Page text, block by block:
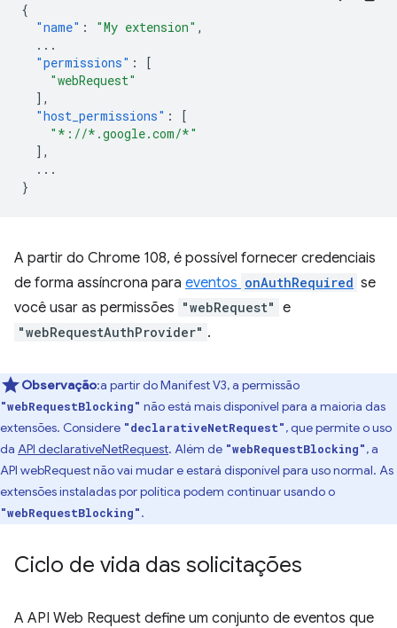
{
"name" : "My extension" ,
...
"permissions" :
[
"webRequest"
],
"host_permissions" :
[
"*://*.google.com/*"
],
...
}
A partir do Chrome 108, é possível fornecer credenciais
de forma assíncrona para eventos onAuthRequired se
você usar as permissões "webRequest" e
"webRequestAuthProvider" .
Observação:a partir do Manifest V3, a permissão
"webRequestBlocking" não está mais disponível para a maioria das
extensões. Considere "declarativeNetRequest", que permite o uso
da API declarativeNetRequest. Além de "webRequestBlocking", a
API webRequest não vai mudar e estará disponível para uso normal. As
extensões instaladas por política podem continuar usando o
"webRequestBlocking".
Ciclo de vida das solicitações
A API Web Request define um conjunto de eventos que